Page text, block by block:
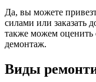
Да, вы можете
силами или заказать
также можем оценить
демонтаж.
Виды